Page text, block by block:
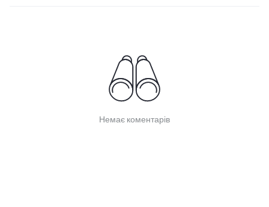
Немає коментарів